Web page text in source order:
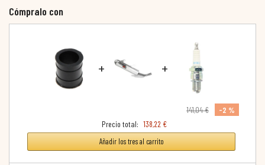
Cómpralo con
+ +
141,04 €
-2 %
Precio total: 138,22 €
Añadir los tres al carrito